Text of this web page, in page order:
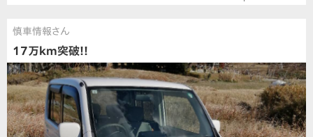
慎車情報さん
17万km突破!!